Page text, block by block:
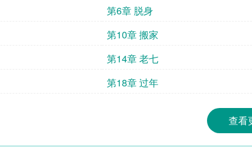
第6章 脱身
第10章 搬家
第14章 老七
第18章 过年
查看